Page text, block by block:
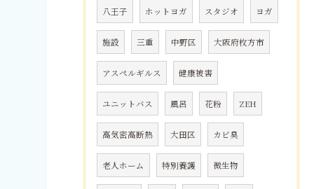
八王子 ホットヨガ スタジオ ヨガ
施設 三重 中野区 大阪府枚方市
アスペルギルス 健康被害
ユニットバス 風呂 花粉 ZEH
高気密高断熱 大田区 カビ臭
老人ホーム 特別養護 微生物